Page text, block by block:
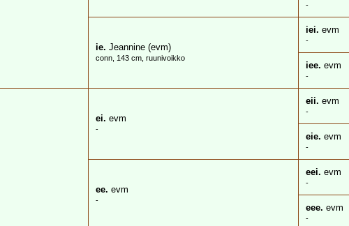
-
ie. Jeannine (evm)
conn, 143 cm, ruunivoikko
iei. evm
-
iee. evm
-
ei. evm
-
eii. evm
-
eie. evm
-
ee. evm
-
eei. evm
-
eee. evm
-